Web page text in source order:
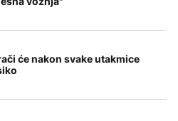
će nakon svake utakmice